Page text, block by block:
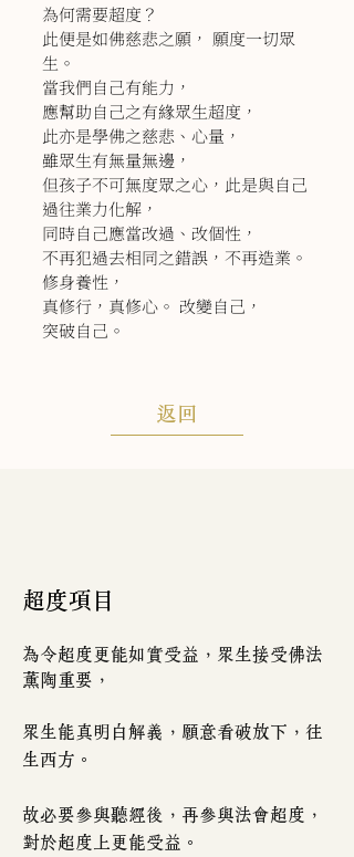
為何需要超度？
此便是如佛慈悲之願， 願度一切眾
生。
當我們自己有能力，
應幫助自己之有緣眾生超度，
此亦是學佛之慈悲、心量，
雖眾生有無量無邊，
但孩子不可無度眾之心，此是與自己
過往業力化解，
同時自己應當改過、改個性，
不再犯過去相同之錯誤，不再造業。
修身養性，
真修行，真修心。 改變自己，
突破自己。
返回
超度項目
為令超度更能如實受益，眾生接受佛法
薰陶重要，
眾生能真明白解義，願意看破放下，往
生西方。
故必要參與聽經後，再參與法會超度，
對於超度上更能受益。